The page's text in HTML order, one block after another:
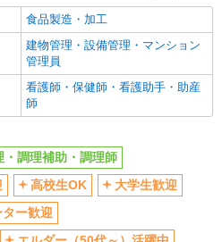
食品製造・加工
建物管理・設備管理・マンション
管理員
看護師・保健師・看護助手・助産
師
・調理補助・調理師
高校生OK
大学生歓迎
ー歓迎